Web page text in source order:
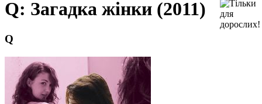
Q: Загадка жінки (2011)
Q